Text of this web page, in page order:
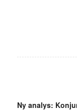
Ny analys: